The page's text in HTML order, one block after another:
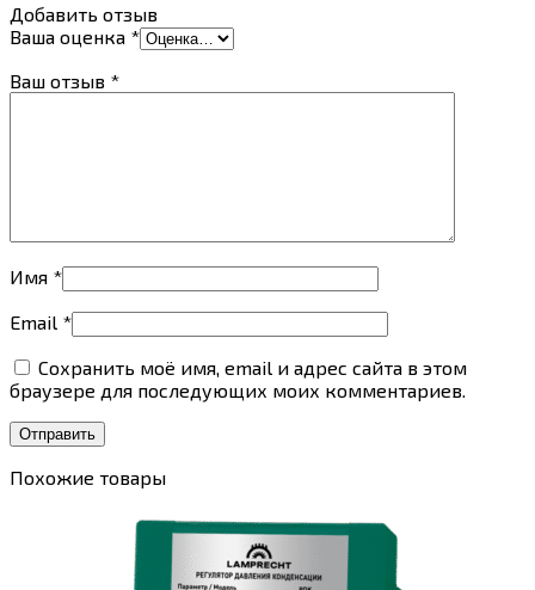
Добавить отзыв
Ваша оценка *
Ваш отзыв *
Имя *
Email *
Сохранить моё имя, email и адрес сайта в этом
браузере для последующих моих комментариев.
Похожие товары